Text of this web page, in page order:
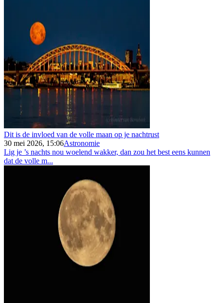
Dit is de invloed van de volle maan op je nachtrust
30 mei 2026, 15:06Astronomie
Lig je ’s nachts nou woelend wakker, dan zou het best eens kunnen
dat de volle m...